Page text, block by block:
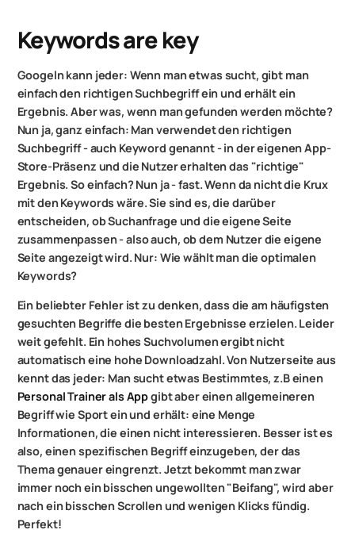
Keywords are key
Googeln kann jeder: Wenn man etwas sucht, gibt man
einfach den richtigen Suchbegriff ein und erhält ein
Ergebnis. Aber was, wenn man gefunden werden möchte?
Nun ja, ganz einfach: Man verwendet den richtigen
Suchbegriff - auch Keyword genannt - in der eigenen App-
Store-Präsenz und die Nutzer erhalten das "richtige"
Ergebnis. So einfach? Nun ja - fast. Wenn da nicht die Krux
mit den Keywords wäre. Sie sind es, die darüber
entscheiden, ob Suchanfrage und die eigene Seite
zusammenpassen - also auch, ob dem Nutzer die eigene
Seite angezeigt wird. Nur: Wie wählt man die optimalen
Keywords?
Ein beliebter Fehler ist zu denken, dass die am häufigsten
gesuchten Begriffe die besten Ergebnisse erzielen. Leider
weit gefehlt. Ein hohes Suchvolumen ergibt nicht
automatisch eine hohe Downloadzahl. Von Nutzerseite aus
kennt das jeder: Man sucht etwas Bestimmtes, z.B einen
Personal Trainer als Appgibt aber einen allgemeineren
Begriff wie Sport ein und erhält: eine Menge
Informationen, die einen nicht interessieren. Besser ist es
also, einen spezifischen Begriff einzugeben, der das
Thema genauer eingrenzt. Jetzt bekommt man zwar
immer noch ein bisschen ungewollten "Beifang", wird aber
nach ein bisschen Scrollen und wenigen Klicks fündig.
Perfekt!